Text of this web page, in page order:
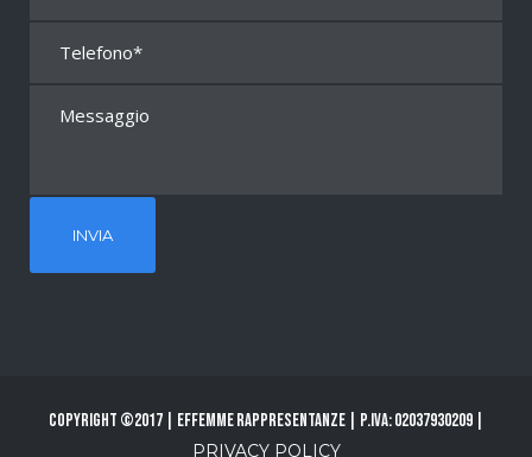
Copyright ©2017 | Effemme Rappresentanze | P.Iva: 02037930209 |
PRIVACY POLICY